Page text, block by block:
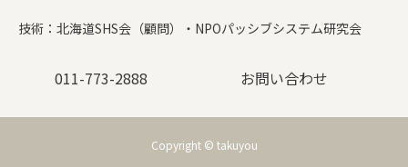
技術：北海道SHS会（顧問）・NPOパッシブシステム研究会
011-773-2888 お問い合わせ
Copyright © takuyou